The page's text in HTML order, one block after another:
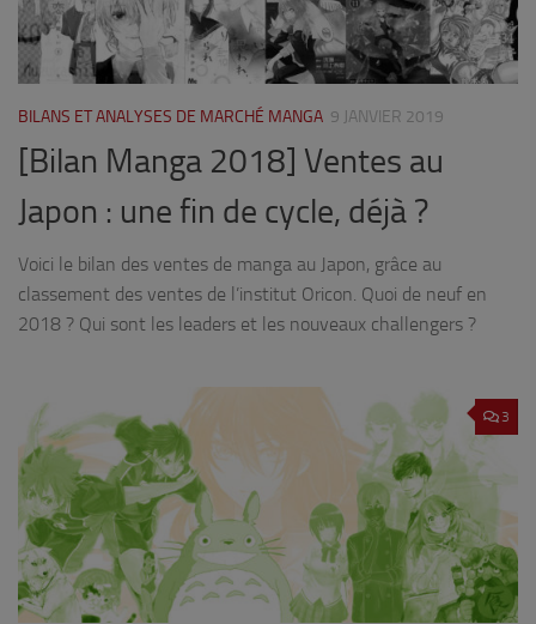
BILANS ET ANALYSES DE MARCHÉ MANGA 9 JANVIER 2019
[Bilan Manga 2018] Ventes au
Japon : une fin de cycle, déjà ?
Voici le bilan des ventes de manga au Japon, grâce au
classement des ventes de l’institut Oricon. Quoi de neuf en
2018 ? Qui sont les leaders et les nouveaux challengers ?
3